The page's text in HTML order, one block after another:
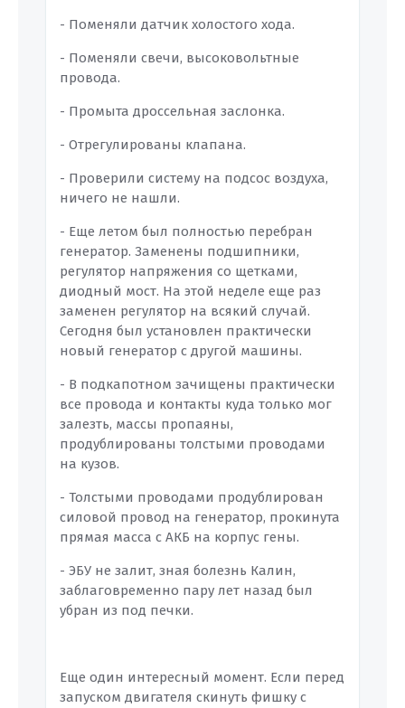
- Поменяли датчик холостого хода.
- Поменяли свечи, высоковольтные
провода.
- Промыта дроссельная заслонка.
- Отрегулированы клапана.
- Проверили систему на подсос воздуха,
ничего не нашли.
- Еще летом был полностью перебран
генератор. Заменены подшипники,
регулятор напряжения со щетками,
диодный мост. На этой неделе еще раз
заменен регулятор на всякий случай.
Сегодня был установлен практически
новый генератор с другой машины.
- В подкапотном зачищены практически
все провода и контакты куда только мог
залезть, массы пропаяны,
продублированы толстыми проводами
на кузов.
- Толстыми проводами продублирован
силовой провод на генератор, прокинута
прямая масса с АКБ на корпус гены.
- ЭБУ не залит, зная болезнь Калин,
заблаговременно пару лет назад был
убран из под печки.
Еще один интересный момент. Если перед
запуском двигателя скинуть фишку с